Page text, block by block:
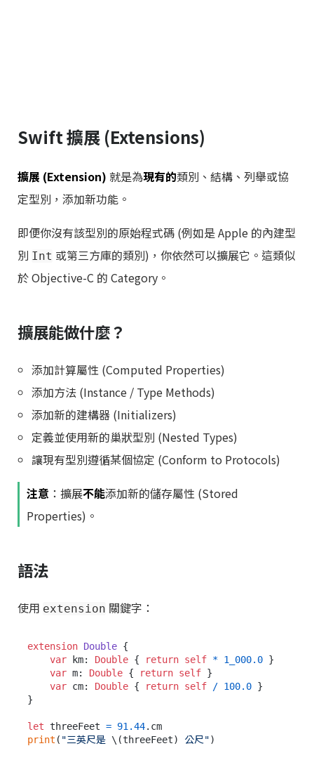
Swift 擴展 (Extensions)
擴展 (Extension) 就是為現有的類別、結構、列舉或協
定型別，添加新功能。
即便你沒有該型別的原始程式碼 (例如是 Apple 的內建型
別 Int 或第三方庫的類別)，你依然可以擴展它。這類似
於 Objective-C 的 Category。
擴展能做什麼？
添加計算屬性 (Computed Properties)
添加方法 (Instance / Type Methods)
添加新的建構器 (Initializers)
定義並使用新的巢狀型別 (Nested Types)
讓現有型別遵循某個協定 (Conform to Protocols)
注意 ：擴展不能添加新的儲存屬性 (Stored
Properties)。
語法
使用 extension 關鍵字：
extension Double {
var km: Double { return self * 1_000.0 }
var m: Double { return self }
var cm: Double { return self / 100.0 }
}
let threeFeet = 91.44
print ( "三英尺是 \(threeFeet) 公尺"